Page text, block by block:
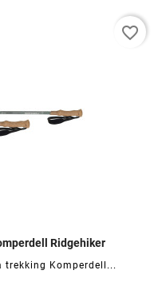
Ridgehiker
Komperdell...
favorite_border